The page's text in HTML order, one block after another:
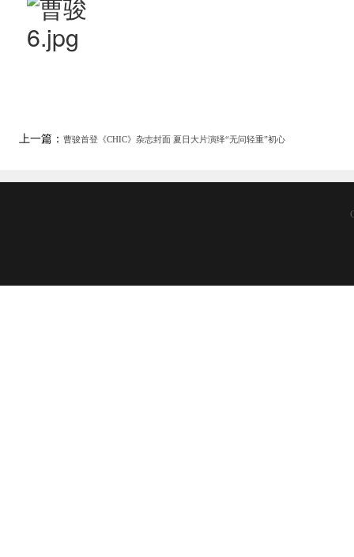
上一篇： 曹骏首登《CHIC》杂志封面 夏日大片演绎“无问轻重”初心